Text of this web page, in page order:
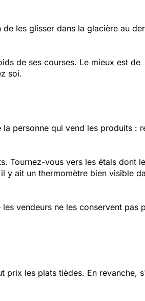
les glisser dans la glacière au
de ses courses. Le mieux est de
soi.
personne qui vend les produits :
Tournez-vous vers les étals dont
y ait un thermomètre bien visible
vendeurs ne les conservent pas
prix les plats tièdes. En revanche,